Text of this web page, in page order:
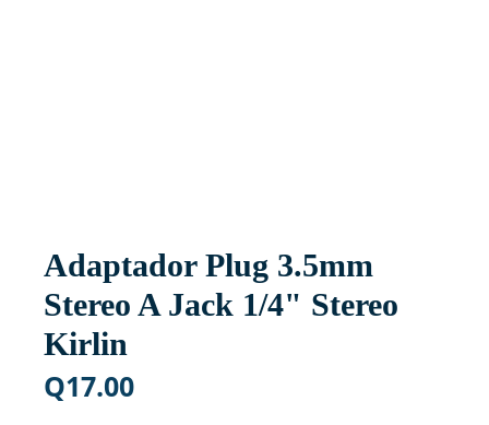
Adaptador Plug 3.5mm
Stereo A Jack 1/4" Stereo
Kirlin
Q17.00